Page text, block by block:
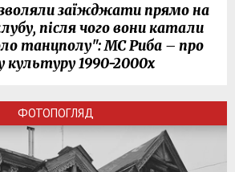
заїжджати прямо на
після чого вони катали
танцполу": МС Риба – про
культуру 1990-2000х
ФОТОПОГЛЯД